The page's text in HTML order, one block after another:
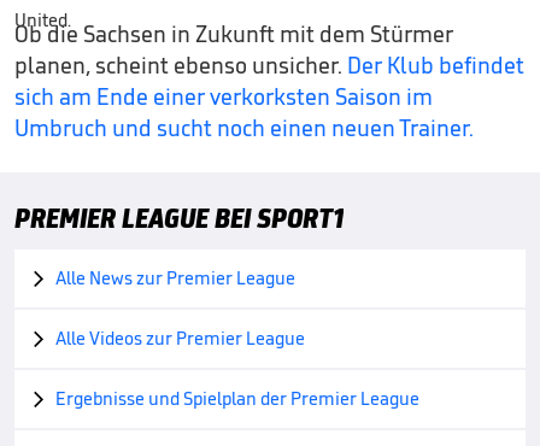
Ob die Sachsen in Zukunft mit dem Stürmer
planen, scheint ebenso unsicher. Der Klub befindet
sich am Ende einer verkorksten Saison im
Umbruch und sucht noch einen neuen Trainer.
PREMIER LEAGUE BEI SPORT1
 Alle News zur Premier League
 Alle Videos zur Premier League
 Ergebnisse und Spielplan der Premier League